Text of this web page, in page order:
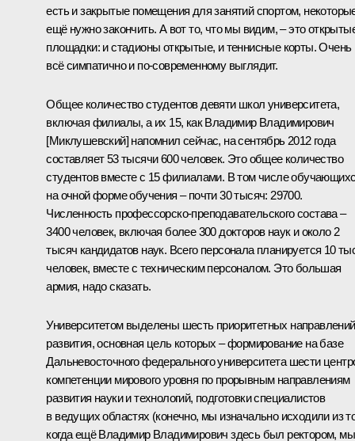
есть и закрытые помещения для занятий спортом,
ещё нужно закончить. А вот то, что мы видим, – это
площадки: и стадионы открытые, и теннисные корты. Очень
всё симпатично и по‑современному выглядит.
Общее количество студентов девяти школ университета,
включая филиалы, а их 15, как Владимир Владимирович
[Миклушевский] напомнил сейчас, на сентябрь 2012 года
составляет 53 тысячи 600 человек. Это общее количество
студентов вместе с 15 филиалами. В том числе
на очной форме обучения – почти 30 тысяч: 29700.
Численность профессорско-преподавательского состава –
3400 человек, включая более 300 докторов наук и около 2
тысяч кандидатов наук. Всего персонала планируется 10
человек, вместе с техническим персоналом. Это большая
армия, надо сказать.
Университетом выделены шесть приоритетных направлений
развития, основная цель которых – формирование на базе
Дальневосточного федерального университета шести
компетенции мирового уровня по прорывным направлениям
развития науки и технологий, подготовки специалистов
в ведущих областях (конечно, мы изначально исходили из
когда ещё Владимир Владимирович здесь был ректором, мы